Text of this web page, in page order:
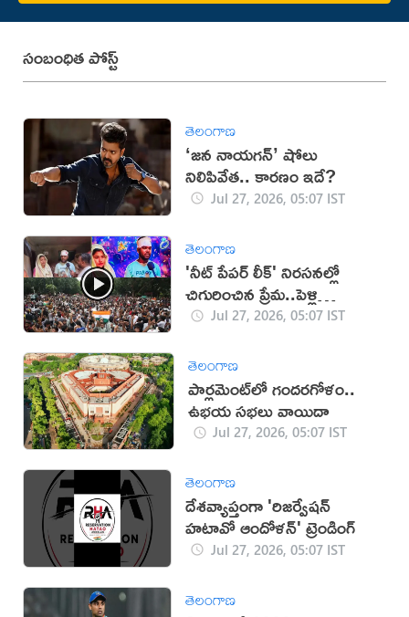
సంబంధిత పోస్ట్
తెలంగాణ
‘జన నాయగన్‌’ షోలు
నిలిపివేత.. కారణం ఇదే?
Jul 27, 2026, 05:07 IST
తెలంగాణ
'నీట్ పేపర్ లీక్' నిరసనల్లో
చిగురించిన ప్రేమ..పెళ్లి
చేసుకున్న జంట!
Jul 27, 2026, 05:07 IST
తెలంగాణ
పార్లమెంట్‌లో గందరగోళం..
ఉభయ సభలు వాయిదా
Jul 27, 2026, 05:07 IST
తెలంగాణ
దేశవ్యాప్తంగా 'రిజర్వేషన్
హటావో ఆందోళన్' ట్రెండింగ్
Jul 27, 2026, 05:07 IST
తెలంగాణ